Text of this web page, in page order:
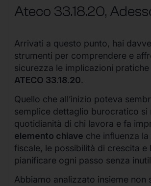
Ateco 33.18.20,
Arrivati a questo punto, hai
strumenti per comprendere e
sicurezza le implicazioni pratiche
ATECO 33.18.20.
Quello che all’inizio poteva
semplice dettaglio burocratico si
quotidianità di chi lavora e fa
elemento chiave che influenza la
fiscale, le possibilità di crescita e
pianificare ogni passo senza
Abbiamo analizzato insieme non